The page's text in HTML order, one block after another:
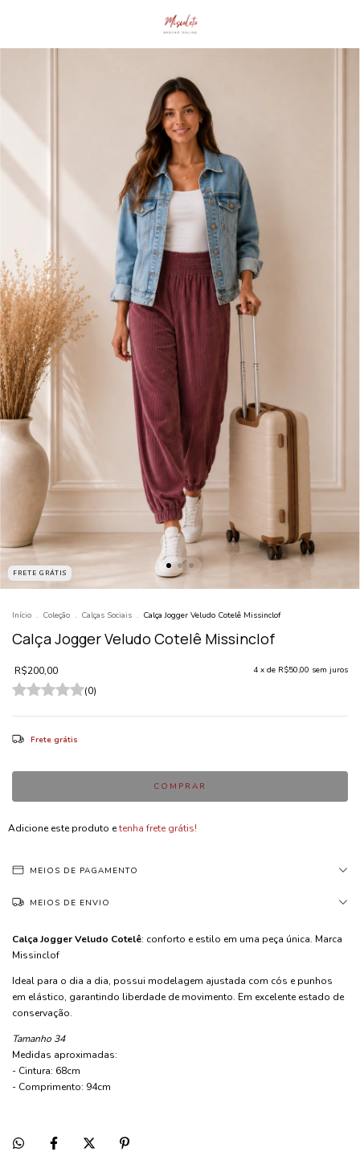
FRETE GRÁTIS
Início . Coleção . Calças Sociais . Calça Jogger Veludo Cotelê Missinclof
Calça Jogger Veludo Cotelê Missinclof
R$200,00 4 x de R$50,00 sem juros
(0)
Frete grátis
Adicione este produto etenha frete grátis!
MEIOS DE PAGAMENTO
MEIOS DE ENVIO
Calça Jogger Veludo Cotelê: conforto e estilo em uma peça única. Marca
Missinclof
Ideal para o dia a dia, possui modelagem ajustada com cós e punhos
em elástico, garantindo liberdade de movimento. Em excelente estado de
conservação.
Tamanho 34
Medidas aproximadas:
- Cintura: 68cm
- Comprimento: 94cm